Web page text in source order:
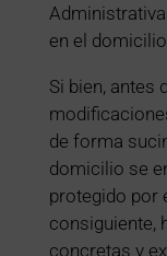
en el
Si bien, antes
de forma
domicilio se
protegido por
consiguiente,
concretas y